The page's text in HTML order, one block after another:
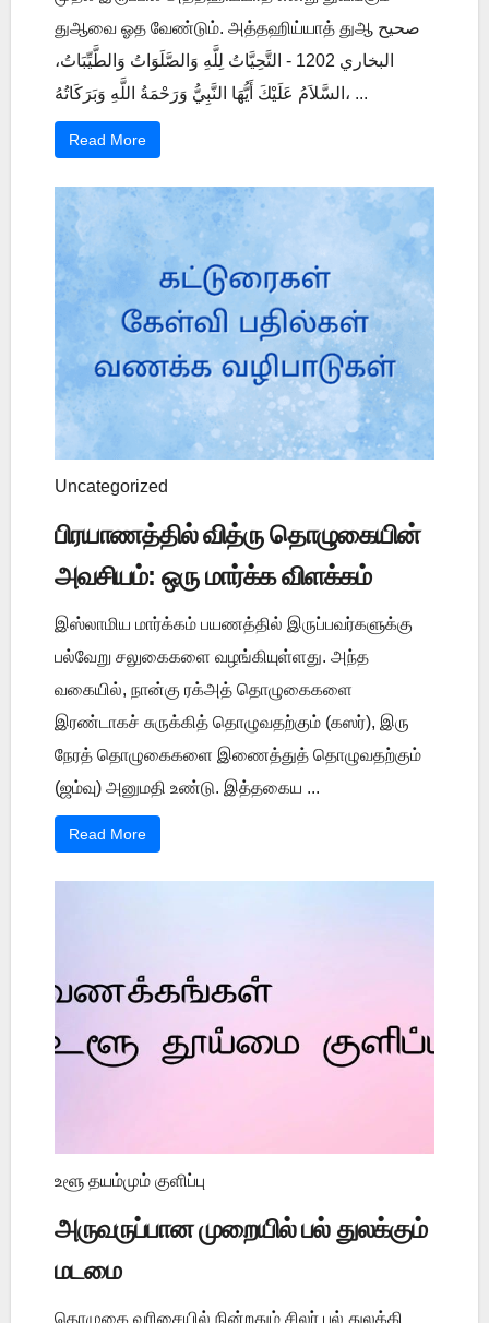
துஆவை ஓத வேண்டும். அத்தஹிய்யாத் துஆ صحيح
البخاري 1202 - التَّحِيَّاتُ لِلَّهِ وَالصَّلَوَاتُ وَالطَّيِّبَاتُ،
السَّلاَمُ عَلَيْكَ أَيُّهَا النَّبِيُّ وَرَحْمَةُ اللَّهِ وَبَرَكَاتُهُ، ...
Read More
Uncategorized
பிரயாணத்தில் வித்ரு தொழுகையின்
அவசியம்: ஒரு மார்க்க விளக்கம்
இஸ்லாமிய மார்க்கம் பயணத்தில் இருப்பவர்களுக்கு
பல்வேறு சலுகைகளை வழங்கியுள்ளது. அந்த
வகையில், நான்கு ரக்அத் தொழுகைகளை
இரண்டாகச் சுருக்கித் தொழுவதற்கும் (கஸர்), இரு
நேரத் தொழுகைகளை இணைத்துத் தொழுவதற்கும்
(ஜம்வு) அனுமதி உண்டு. இத்தகைய ...
Read More
உளூ தயம்மும் குளிப்பு
அருவருப்பான முறையில் பல் துலக்கும்
மடமை
தொழுகை வரிசையில் நின்றதும் சிலர் பல் துலக்கி